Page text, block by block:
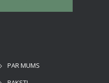
PAR MUMS